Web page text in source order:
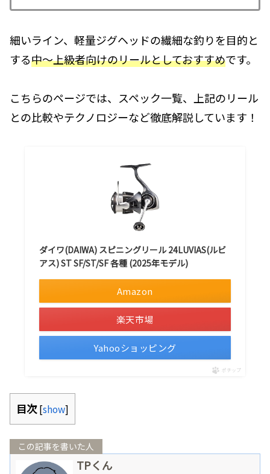
細いライン、軽量ジグヘッドの繊細な釣りを目的と
する中～上級者向けのリールとしておすすめです。
こちらのページでは、スペック一覧、上記のリール
との比較やテクノロジーなど徹底解説しています！
ダイワ(DAIWA) スピニングリール 24LUVIAS(ルビ
アス) ST SF/ST/SF 各種 (2025年モデル)
Amazon
楽天市場
Yahooショッピング
ポチップ
目次 [show]
この記事を書いた人
TPくん